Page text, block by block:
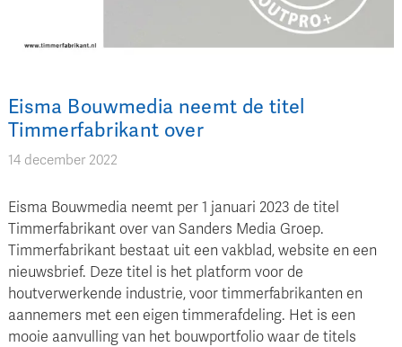
Eisma Bouwmedia neemt de titel
Timmerfabrikant over
14 december 2022
Eisma Bouwmedia neemt per 1 januari 2023 de titel
Timmerfabrikant over van Sanders Media Groep.
Timmerfabrikant bestaat uit een vakblad, website en een
nieuwsbrief. Deze titel is het platform voor de
houtverwerkende industrie, voor timmerfabrikanten en
aannemers met een eigen timmerafdeling. Het is een
mooie aanvulling van het bouwportfolio waar de titels